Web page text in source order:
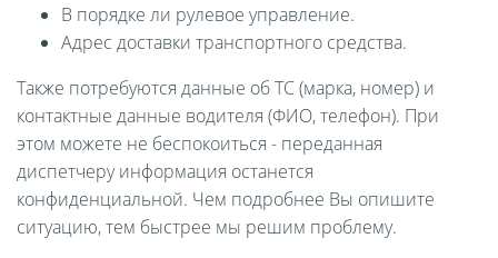
В порядке ли рулевое управление.
Адрес доставки транспортного средства.
Также потребуются данные об ТС (марка, номер) и
контактные данные водителя (ФИО, телефон). При
этом можете не беспокоиться - переданная
диспетчеру информация останется
конфиденциальной. Чем подробнее Вы опишите
ситуацию, тем быстрее мы решим проблему.